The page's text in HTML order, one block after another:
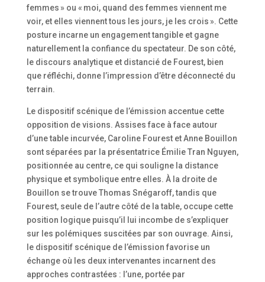
femmes » ou « moi, quand des femmes viennent me
voir, et elles viennent tous les jours, je les crois ». Cette
posture incarne un engagement tangible et gagne
naturellement la confiance du spectateur. De son côté,
le discours analytique et distancié de Fourest, bien
que réfléchi, donne l’impression d’être déconnecté du
terrain.
Le dispositif scénique de l’émission accentue cette
opposition de visions. Assises face à face autour
d’une table incurvée, Caroline Fourest et Anne Bouillon
sont séparées par la présentatrice Émilie Tran Nguyen,
positionnée au centre, ce qui souligne la distance
physique et symbolique entre elles. À la droite de
Bouillon se trouve Thomas Snégaroff, tandis que
Fourest, seule de l’autre côté de la table, occupe cette
position logique puisqu’il lui incombe de s’expliquer
sur les polémiques suscitées par son ouvrage. Ainsi,
le dispositif scénique de l’émission favorise un
échange où les deux intervenantes incarnent des
approches contrastées : l’une, portée par